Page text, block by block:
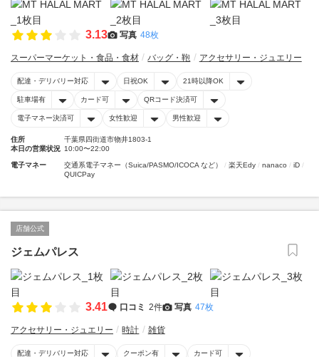
3.13 写真 48枚
スーパーマーケット・食品・食材 バッグ・鞄 アクセサリー・ジュエリー
配達・デリバリー対応 日祝OK 21時以降OK
駐車場有 カード可 QRコード決済可
電子マネー決済可 女性歓迎 男性歓迎
住所
千葉県四街道市物井1803-1
本日の営業状況 10:00〜22:00
電子マネー 交通系電子マネー（Suica/PASMO/ICOCA など） 楽天Edy nanaco
iD
QUICPay
店舗公式
ジェムパレス
3.41 口コミ 2件 写真 47枚
アクセサリー・ジュエリー 時計 雑貨
配達・デリバリー対応 クーポン有 カード可